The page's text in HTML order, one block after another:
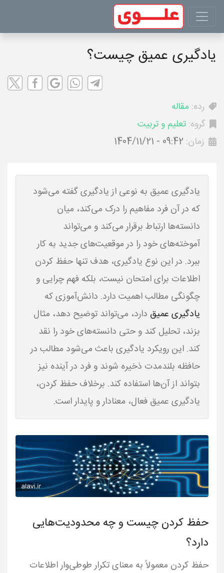
یادگیری عمیق چیست؟
رده: مقاله
گروه: تعلیم و تربیت
زمان: 1404/11/21 - 09:42
یادگیری عمیق به نوعی از یادگیری گفته می‌شود
که در آن فرد مفاهیم را درک می‌کند، میان
دانسته‌ها ارتباط برقرار می‌کند و می‌تواند
آموخته‌های خود را در موقعیت‌های جدید به کار
ببرد. در این نوع یادگیری، هدف تنها حفظ کردن
اطلاعات برای امتحان نیست، بلکه فهم چرایی و
چگونگی مطالب اهمیت دارد. دانش‌آموزی که
یادگیری عمیق دارد، می‌تواند توضیح دهد، مثال
بزند، تحلیل کند و حتی دانسته‌های خود را نقد
کند. این رویکرد یادگیری باعث می‌شود مطالب در
حافظه بلندمدت ذخیره شوند و فرد در آینده نیز
بتواند از آن‌ها استفاده کند. برخلاف حفظ کردن،
یادگیری عمیق فعال، معنادار و پایدار است.
حفظ کردن چیست و چه محدودیت‌هایی
دارد؟
حفظ کردن معمولاً به معنای تکرار طوطی‌وار اطلاعات